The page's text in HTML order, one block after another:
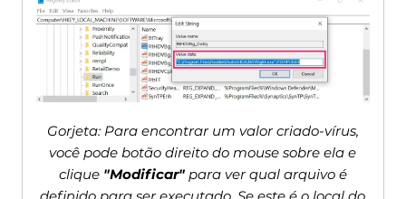
Gorjeta: Para encontrar um valor criado-vírus,
você pode botão direito do mouse sobre ela e
clique "Modificar"para ver qual arquivo é